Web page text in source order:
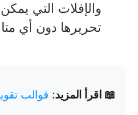
والإفلات التي
تحريرها دون أي
📖 اقرأ المزيد: قوالب